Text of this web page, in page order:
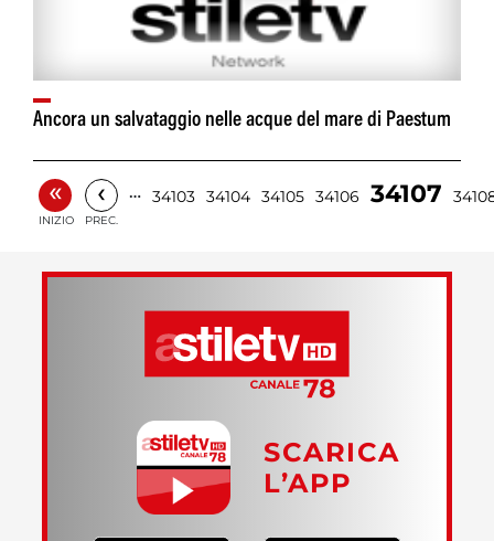
Ancora un salvataggio nelle acque del mare di Paestum
«
INIZIO
‹
PREC.
… 34103 34104 34105 34106 34107
SCARICA
L’APP